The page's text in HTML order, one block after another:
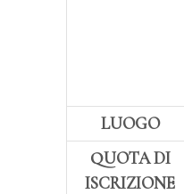
LUOGO
QUOTA DI
ISCRIZIONE